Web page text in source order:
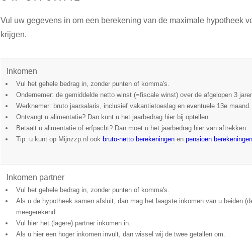
Vul uw gegevens in om een berekening van de maximale hypotheek
krijgen.
Inkomen
Vul het gehele bedrag in, zonder punten of komma's.
Ondernemer: de gemiddelde netto winst (=fiscale winst) over de afgelopen 3
Werknemer: bruto jaarsalaris, inclusief vakantietoeslag en eventuele 13e maand.
Ontvangt u alimentatie? Dan kunt u het jaarbedrag hier bij optellen.
Betaalt u alimentatie of erfpacht? Dan moet u het jaarbedrag hier van aftrekken.
Tip: u kunt op Mijnzzp.nl ook bruto-netto berekeningen enpensioen berekeningen
Inkomen partner
Vul het gehele bedrag in, zonder punten of komma's.
Als u de hypotheek samen afsluit, dan mag het laagste inkomen van u beiden
meegerekend.
Vul hier het (lagere) partner inkomen in.
Als u hier een hoger inkomen invult, dan wissel wij de twee getallen om.